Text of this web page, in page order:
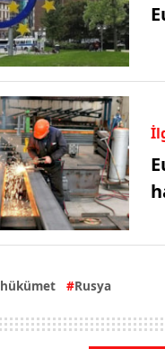
hükümet Rusya